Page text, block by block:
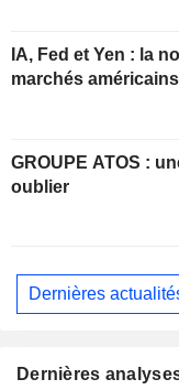
IA, Fed et Yen : la
marchés américains
GROUPE ATOS : une nouvelle année à
oublier
Dernières
Dernières